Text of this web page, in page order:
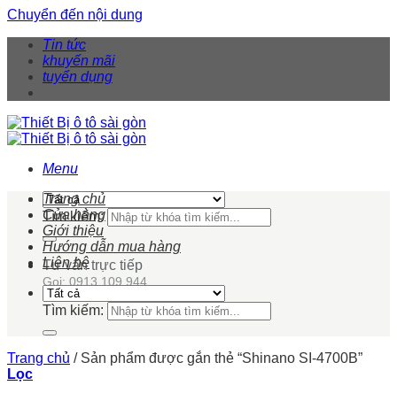
Chuyển đến nội dung
Tin tức
khuyến mãi
tuyển dụng
Menu
Tìm kiếm:
Tư vấn trực tiếp
Gọi: 0913 109 944
Trang chủ
Cửa hàng
Giới thiệu
Hướng dẫn mua hàng
Liên hệ
Tìm kiếm:
Trang chủ /Sản phẩm được gắn thẻ “Shinano SI-4700B”
Lọc